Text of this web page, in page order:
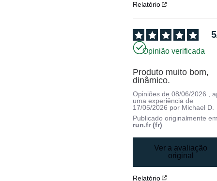
Relatório
5
Opinião verificada
Produto muito bom,
dinâmico.
Opiniões de08/06/2026
,
uma experiência de
17/05/2026 por Michael D.
Publicado originalmente
run.fr (fr)
Ver a avaliação
original
Relatório